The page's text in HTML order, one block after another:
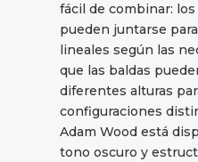
fácil de combinar:
pueden juntarse
lineales según las
que las baldas
diferentes alturas
configuraciones
Adam Wood está
tono oscuro y